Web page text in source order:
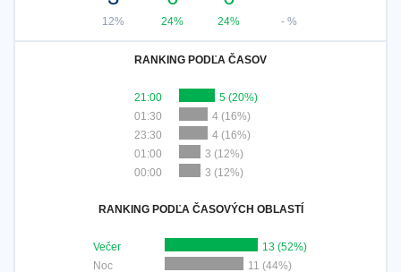
12% 24% 24% - %
RANKING PODĽA ČASOV
21:00
5 (20%)
01:30
4 (16%)
23:30
4 (16%)
01:00
3 (12%)
00:00
3 (12%)
RANKING PODĽA ČASOVÝCH OBLASTÍ
Večer
13 (52%)
Noc
11 (44%)